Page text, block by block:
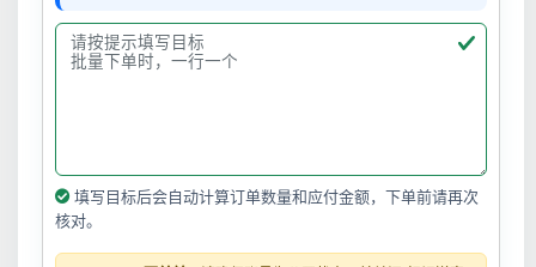
填写目标后会自动计算订单数量和应付金额，下单前请再次
核对。